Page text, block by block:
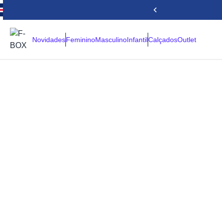
NovidadesFemininoMasculinoInfantilCalçadosOutlet